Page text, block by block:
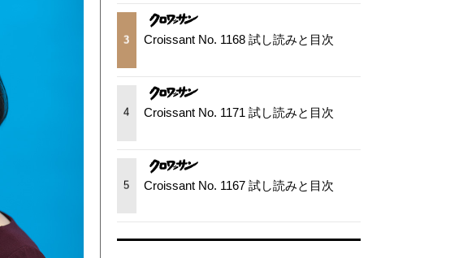
3 Croissant No. 1168 試し読みと目次
4 Croissant No. 1171 試し読みと目次
5 Croissant No. 1167 試し読みと目次